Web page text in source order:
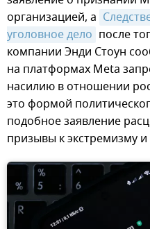
организацией, а
уголовное дело после
компании Энди Стоун
на платформах Meta
насилию в отношении
это формой
подобное заявление
призывы к экстремизму